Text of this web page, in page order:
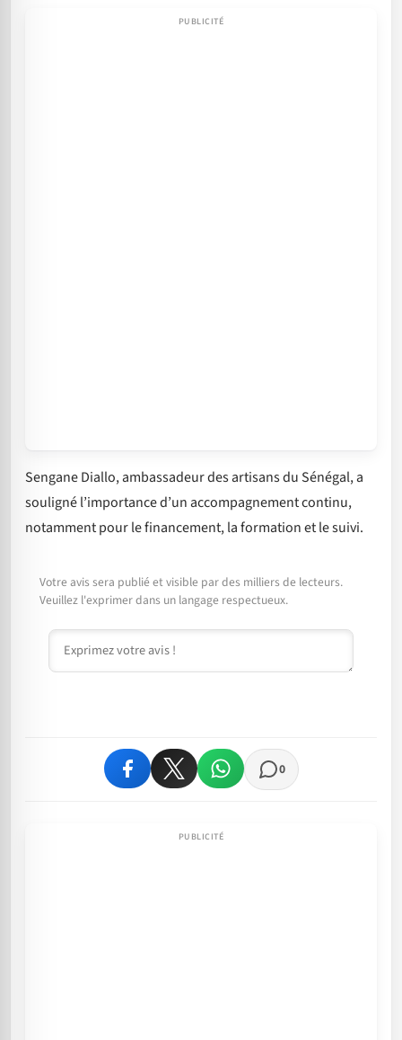
Sengane Diallo, ambassadeur des artisans du Sénégal, a
souligné l’importance d’un accompagnement continu,
notamment pour le financement, la formation et le suivi.
Votre avis sera publié et visible par des milliers de lecteurs.
Veuillez l'exprimer dans un langage respectueux.
Commentaire
0